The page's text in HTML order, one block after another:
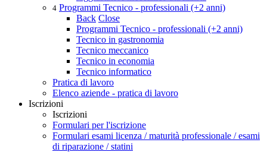
4 Programmi Tecnico - professionali (+2 anni)
Back Close
Programmi Tecnico - professionali (+2 anni)
Tecnico in gastronomia
Tecnico meccanico
Tecnico in economia
Tecnico informatico
Pratica di lavoro
Elenco aziende - pratica di lavoro
Iscrizioni
Iscrizioni
Formulari per l'iscrizione
Formulari esami licenza / maturità professionale / esami
di riparazione / statini